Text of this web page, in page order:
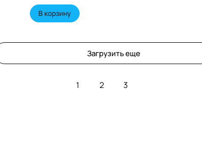
В корзину
Загрузить еще
1 2 3